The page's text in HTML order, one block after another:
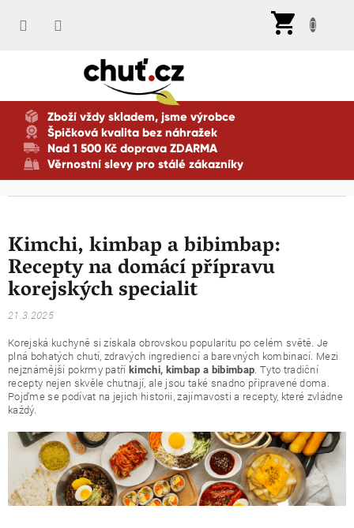
Zboží vždy skladem, jsme výrobce
Špičková kvalita bez náhražek
Nad 1 500 Kč doprava ZDARMA
Věrnostní slevy pro stálé zákazníky
Kimchi, kimbap a bibimbap:
Recepty na domácí přípravu
korejských specialit
21.3.2025
Korejská kuchyně si získala obrovskou popularitu po celém světě. Je
plná bohatých chutí, zdravých ingrediencí a barevných kombinací. Mezi
nejznámější pokrmy patříkimchi, kimbap a bibimbap. Tyto tradiční
recepty nejen skvěle chutnají, ale jsou také snadno připravené doma.
Pojďme se podívat na jejich historii, zajímavosti a recepty, které zvládne
každý.